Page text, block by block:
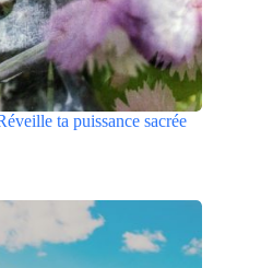
ta puissance sacrée